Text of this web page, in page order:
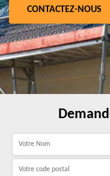
CONTACTEZ-NOUS